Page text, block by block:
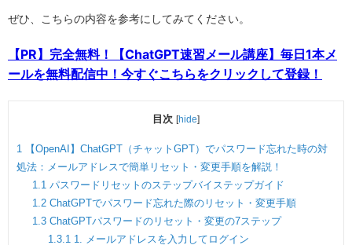
ぜひ、こちらの内容を参考にしてみてください。
【PR】完全無料！【ChatGPT速習メール講座】毎日1本メ
ールを無料配信中！今すぐこちらをクリックして登録！
目次 [hide]
1 【OpenAI】ChatGPT（チャットGPT）でパスワード忘れた時の対
処法：メールアドレスで簡単リセット・変更手順を解説！
1.1パスワードリセットのステップバイステップガイド
1.2ChatGPTでパスワード忘れた際のリセット・変更手順
1.3ChatGPTパスワードのリセット・変更の7ステップ
1.3.11. メールアドレスを入力してログイン